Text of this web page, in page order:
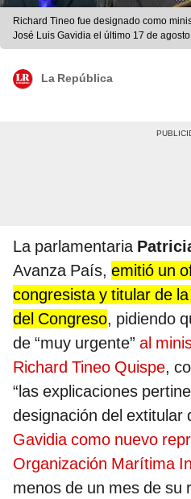
Richard Tineo fue designado como
José Luis Gavidia el último 17 de
Congreso/Mindef/composición LR
La República
La parlamentaria
Avanza País, emitió un
congresista y titular de
del Congreso, pidiendo
de “muy urgente” al
Richard Tineo Quispe,
“las explicaciones
designación del extitular
Gavidia como nuevo
Organización Marítima
menos de un mes de su